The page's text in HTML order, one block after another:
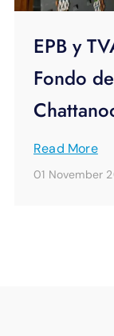
EPB y
Fondo
Read More
01 November